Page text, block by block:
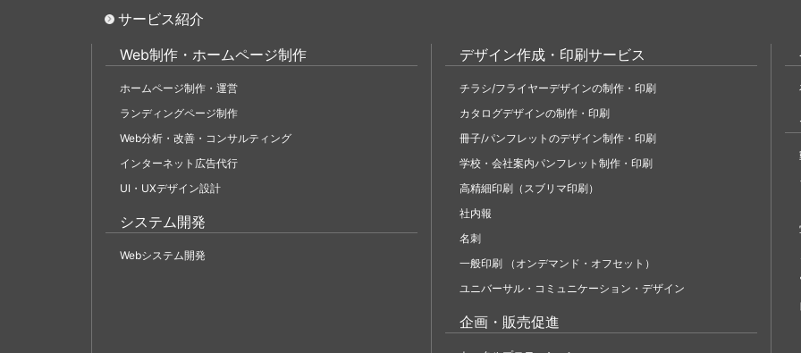
サービス紹介
Web制作・ホームページ制作
ホームページ制作・運営
ランディングページ制作
Web分析・改善・コンサルティング
インターネット広告代行
UI・UXデザイン設計
システム開発
Webシステム開発
デザイン作成・印刷サービス
チラシ/フライヤーデザインの制作・印刷
カタログデザインの制作・印刷
冊子/パンフレットのデザイン制作・印刷
学校・会社案内パンフレット制作・印刷
高精細印刷（スブリマ印刷）
社内報
名刺
一般印刷 （オンデマンド・オフセット）
ユニバーサル・コミュニケーション・デザイン
企画・販売促進